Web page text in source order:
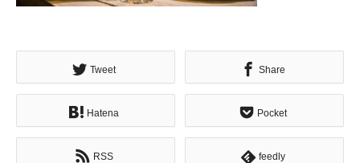
Tweet Share
Hatena Pocket
RSS feedly